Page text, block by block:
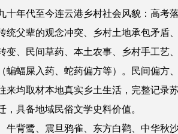
十年代至今连云港乡村社会风貌：高考
统父辈的观念冲突、乡村土地承包矛盾
变、民间草药、本土农事、乡村手工艺
蝙蝠屎入药、蛇药偏方等）。民间偏方
来均取材本地真实乡土生活，完整记录
，具备地域民俗文学史料价值。
牛背鹭、震旦鸦雀、东方白鹳、中华秋